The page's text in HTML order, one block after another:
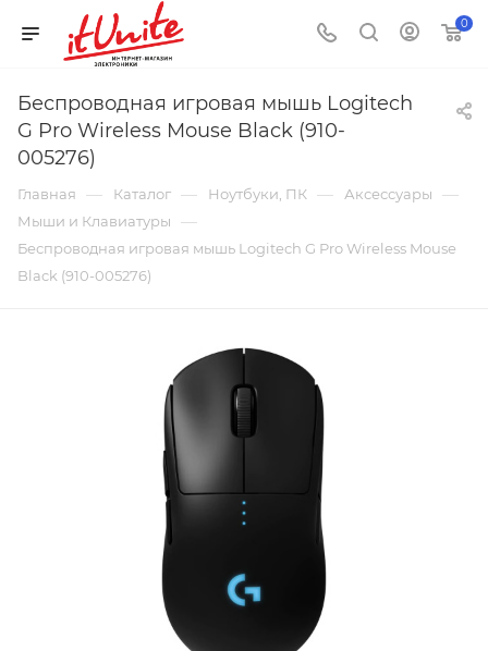
0
Беспроводная игровая мышь Logitech
G Pro Wireless Mouse Black (910-
005276)
Главная — Каталог — Ноутбуки, ПК — Аксессуары —
Мыши и Клавиатуры —
Беспроводная игровая мышь Logitech G Pro Wireless Mouse
Black (910-005276)